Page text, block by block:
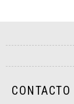
CONTACTO